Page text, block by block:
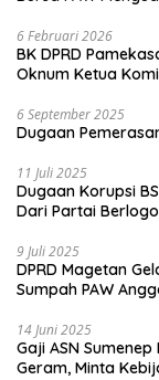
6 Februari 2026
BK DPRD
Oknum Ketua
6 September 2025
Dugaan
11 Juli 2025
Dugaan Korupsi
Dari Partai
9 Juli 2025
DPRD Magetan
Sumpah PAW
14 Juni 2025
Gaji ASN
Geram, Minta